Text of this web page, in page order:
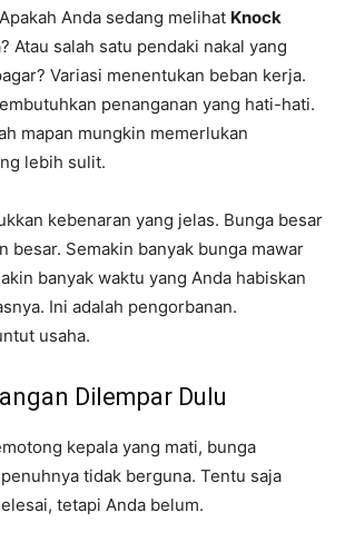
Anda sedang melihat Knock
Atau salah satu pendaki nakal yang
Variasi menentukan beban kerja.
penanganan yang hati-hati.
mapan mungkin memerlukan
lebih sulit.
kebenaran yang jelas. Bunga besar
besar. Semakin banyak bunga mawar
banyak waktu yang Anda habiskan
Ini adalah pengorbanan.
usaha.
Dilempar Dulu
kepala yang mati, bunga
tidak berguna. Tentu saja
tetapi Anda belum.